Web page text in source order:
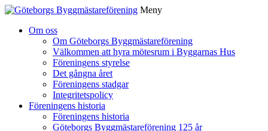
Meny
Om oss
Om Göteborgs Byggmästareförening
Välkommen att hyra mötesrum i Byggarnas Hus
Föreningens styrelse
Det gångna året
Föreningens stadgar
Integritetspolicy
Föreningens historia
Föreningens historia
Göteborgs Byggmästareförening 125 år